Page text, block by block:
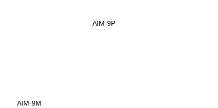
AIM-9M
AIM-9P